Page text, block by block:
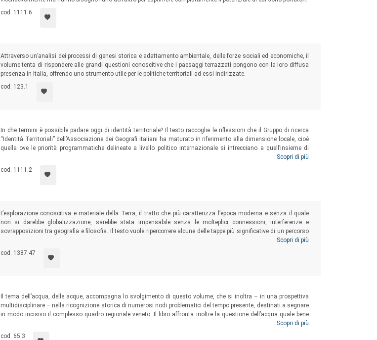
cod. 1111.6
Attraverso un’analisi dei processi di genesi storica e adattamento ambientale, delle forze sociali ed economiche, il
volume tenta di rispondere alle grandi questioni conoscitive che i paesaggi terrazzati pongono con la loro diffusa
presenza in Italia, offrendo uno strumento utile per le politiche territoriali ad essi indirizzate.
cod. 123.1
In che termini è possibile parlare oggi di identità territoriale? Il testo raccoglie le riflessioni che il Gruppo di ricerca
“Identità Territoriali” dell’Associazione dei Geografi italiani ha maturato in riferimento alla dimensione locale, cioè
quella ove le priorità programmatiche delineate a livello politico internazionale si intrecciano a quell’insieme di
Scopri di più
cod. 1111.2
L’esplorazione conoscitiva e materiale della Terra, il tratto che più caratterizza l’epoca moderna e senza il quale
non si darebbe globalizzazione, sarebbe stata impensabile senza le molteplici connessioni, interferenze e
sovrapposizioni tra geografia e filosofia. Il testo vuole ripercorrere alcune delle tappe più significative di un percorso
comune così poco conosciuto e di cui si è minimizzata l’importanza: da Kant a Foucault, da Hegel a Marx e
Heidegger.
Scopri di più
cod. 1387.47
Il tema dell’acqua, delle acque, accompagna lo svolgimento di questo volume, che si inoltra – in una prospettiva
multidisciplinare – nella ricognizione storica di numerosi nodi problematici del tempo presente, destinati a segnare
in modo incisivo il complesso quadro regionale veneto. Il libro affronta inoltre la questione dell’acqua quale bene
comune, del clima e del turismo, ponendo l’attenzione sul piano della storia economica e sociale, ma anche su
quello del territorio e del paesaggio.
Scopri di più
cod. 65.3